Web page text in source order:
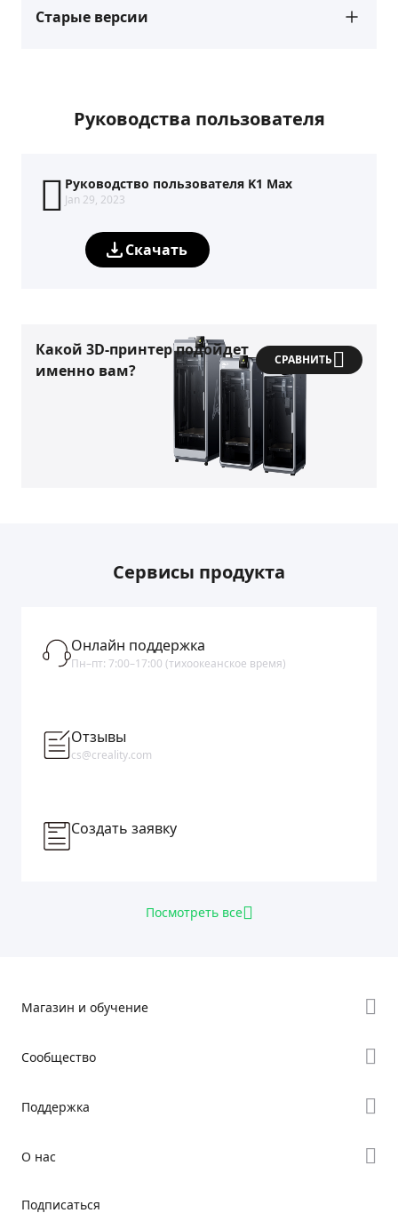
Старые версии
Руководства пользователя
Руководство пользователя K1 Max
Jan 29, 2023
Скачать
Какой 3D-принтер подойдет
именно вам?
СРАВНИТЬ
Сервисы продукта
Онлайн поддержка
Пн–пт: 7:00–17:00 (тихоокеанское время)
Отзывы
cs@creality.com
Создать заявку
Посмотреть все
Магазин и обучение
Серия Hi
Сообщество
Discord
Поддержка
Видеoцентр
О нас
Подписаться